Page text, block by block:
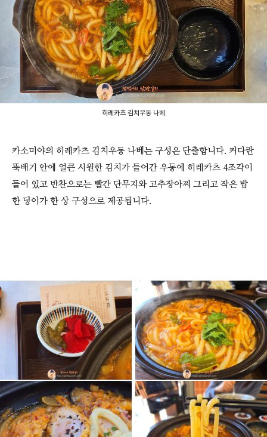
히레카츠 김치우동 나베
카소미야의 히레카츠 김치우동 나베는 구성은 단출합니다. 커다란
뚝배기 안에 얼큰 시원한 김치가 들어간 우동에 히레카츠 4조각이
들어 있고 반찬으로는 빨간 단무지와 고추장아찌 그리고 작은 밥
한 덩이가 한 상 구성으로 제공됩니다.